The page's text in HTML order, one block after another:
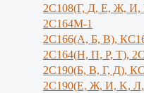
2С108(Г, Д, Е, Ж,
2С164М-1
2С166(А, Б, В),
2С164(Н, П, Р, Т),
2С190(Б, В, Г, Д),
2С190(Е, Ж, И, K,